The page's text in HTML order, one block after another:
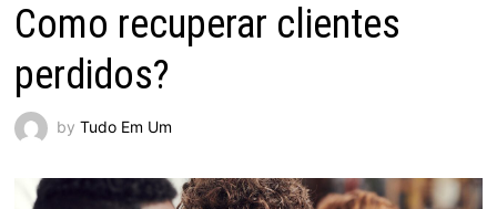
Como recuperar clientes
perdidos?
by Tudo Em Um